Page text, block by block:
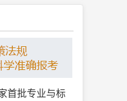
首批专业与标